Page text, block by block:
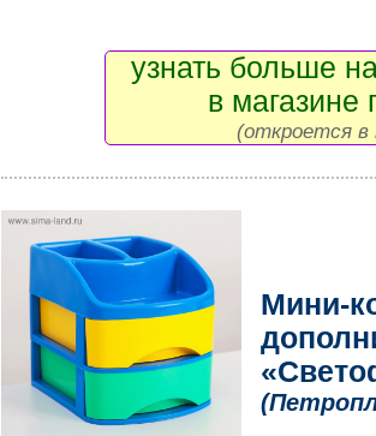
узнать больше
в магазине
(откроется в
Мини-